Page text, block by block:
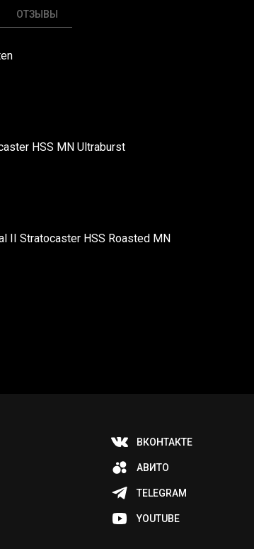
ОТЗЫВЫ
HSS MN Ultraburst
II Stratocaster HSS Roasted MN
ВКОНТАКТЕ
АВИТО
TELEGRAM
YOUTUBE